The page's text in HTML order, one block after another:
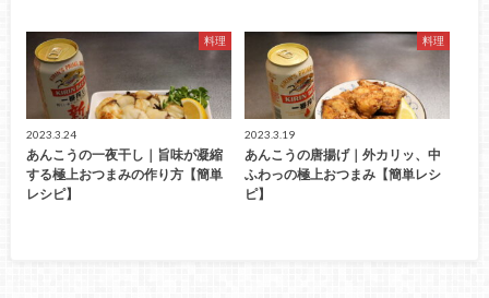
料理
2023.3.24
あんこうの一夜干し｜旨味が凝縮
する極上おつまみの作り方【簡単
レシピ】
料理
2023.3.19
あんこうの唐揚げ｜外カリッ、中
ふわっの極上おつまみ【簡単レシ
ピ】